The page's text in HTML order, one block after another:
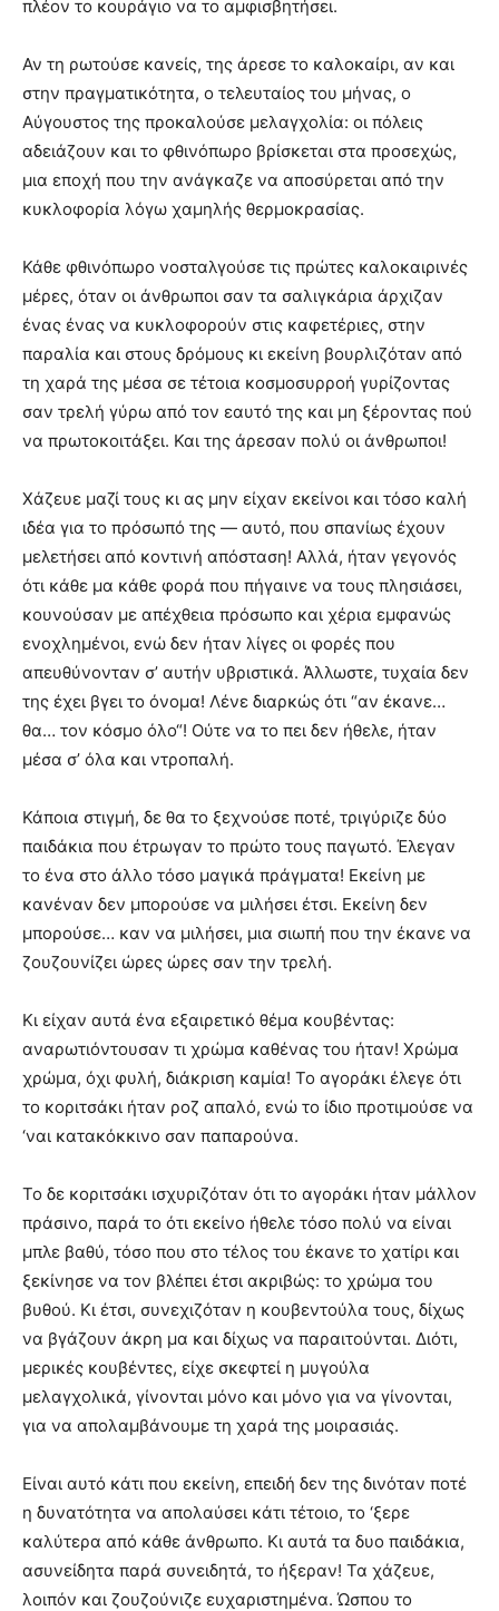
πλέον το κουράγιο να το αμφισβητήσει.
Αν τη ρωτούσε κανείς, της άρεσε το καλοκαίρι, αν και
στην πραγματικότητα, ο τελευταίος του μήνας, ο
Αύγουστος της προκαλούσε μελαγχολία: οι πόλεις
αδειάζουν και το φθινόπωρο βρίσκεται στα προσεχώς,
μια εποχή που την ανάγκαζε να αποσύρεται από την
κυκλοφορία λόγω χαμηλής θερμοκρασίας.
Κάθε φθινόπωρο νοσταλγούσε τις πρώτες καλοκαιρινές
μέρες, όταν οι άνθρωποι σαν τα σαλιγκάρια άρχιζαν
ένας ένας να κυκλοφορούν στις καφετέριες, στην
παραλία και στους δρόμους κι εκείνη βουρλιζόταν από
τη χαρά της μέσα σε τέτοια κοσμοσυρροή γυρίζοντας
σαν τρελή γύρω από τον εαυτό της και μη ξέροντας πού
να πρωτοκοιτάξει. Και της άρεσαν πολύ οι άνθρωποι!
Χάζευε μαζί τους κι ας μην είχαν εκείνοι και τόσο καλή
ιδέα για το πρόσωπό της — αυτό, που σπανίως έχουν
μελετήσει από κοντινή απόσταση! Αλλά, ήταν γεγονός
ότι κάθε μα κάθε φορά που πήγαινε να τους πλησιάσει,
κουνούσαν με απέχθεια πρόσωπο και χέρια εμφανώς
ενοχλημένοι, ενώ δεν ήταν λίγες οι φορές που
απευθύνονταν σ’ αυτήν υβριστικά. Άλλωστε, τυχαία δεν
της έχει βγει το όνομα! Λένε διαρκώς ότι “αν έκανε…
θα… τον κόσμο όλο“! Ούτε να το πει δεν ήθελε, ήταν
μέσα σ’ όλα και ντροπαλή.
Κάποια στιγμή, δε θα το ξεχνούσε ποτέ, τριγύριζε δύο
παιδάκια που έτρωγαν το πρώτο τους παγωτό. Έλεγαν
το ένα στο άλλο τόσο μαγικά πράγματα! Εκείνη με
κανέναν δεν μπορούσε να μιλήσει έτσι. Εκείνη δεν
μπορούσε… καν να μιλήσει, μια σιωπή που την έκανε να
ζουζουνίζει ώρες ώρες σαν την τρελή.
Κι είχαν αυτά ένα εξαιρετικό θέμα κουβέντας:
αναρωτιόντουσαν τι χρώμα καθένας του ήταν! Χρώμα
χρώμα, όχι φυλή, διάκριση καμία! Το αγοράκι έλεγε ότι
το κοριτσάκι ήταν ροζ απαλό, ενώ το ίδιο προτιμούσε να
‘ναι κατακόκκινο σαν παπαρούνα.
Το δε κοριτσάκι ισχυριζόταν ότι το αγοράκι ήταν μάλλον
πράσινο, παρά το ότι εκείνο ήθελε τόσο πολύ να είναι
μπλε βαθύ, τόσο που στο τέλος του έκανε το χατίρι και
ξεκίνησε να τον βλέπει έτσι ακριβώς: το χρώμα του
βυθού. Κι έτσι, συνεχιζόταν η κουβεντούλα τους, δίχως
να βγάζουν άκρη μα και δίχως να παραιτούνται. Διότι,
μερικές κουβέντες, είχε σκεφτεί η μυγούλα
μελαγχολικά, γίνονται μόνο και μόνο για να γίνονται,
για να απολαμβάνουμε τη χαρά της μοιρασιάς.
Είναι αυτό κάτι που εκείνη, επειδή δεν της δινόταν ποτέ
η δυνατότητα να απολαύσει κάτι τέτοιο, το ‘ξερε
καλύτερα από κάθε άνθρωπο. Κι αυτά τα δυο παιδάκια,
ασυνείδητα παρά συνειδητά, το ήξεραν! Τα χάζευε,
λοιπόν και ζουζούνιζε ευχαριστημένα. Ώσπου το